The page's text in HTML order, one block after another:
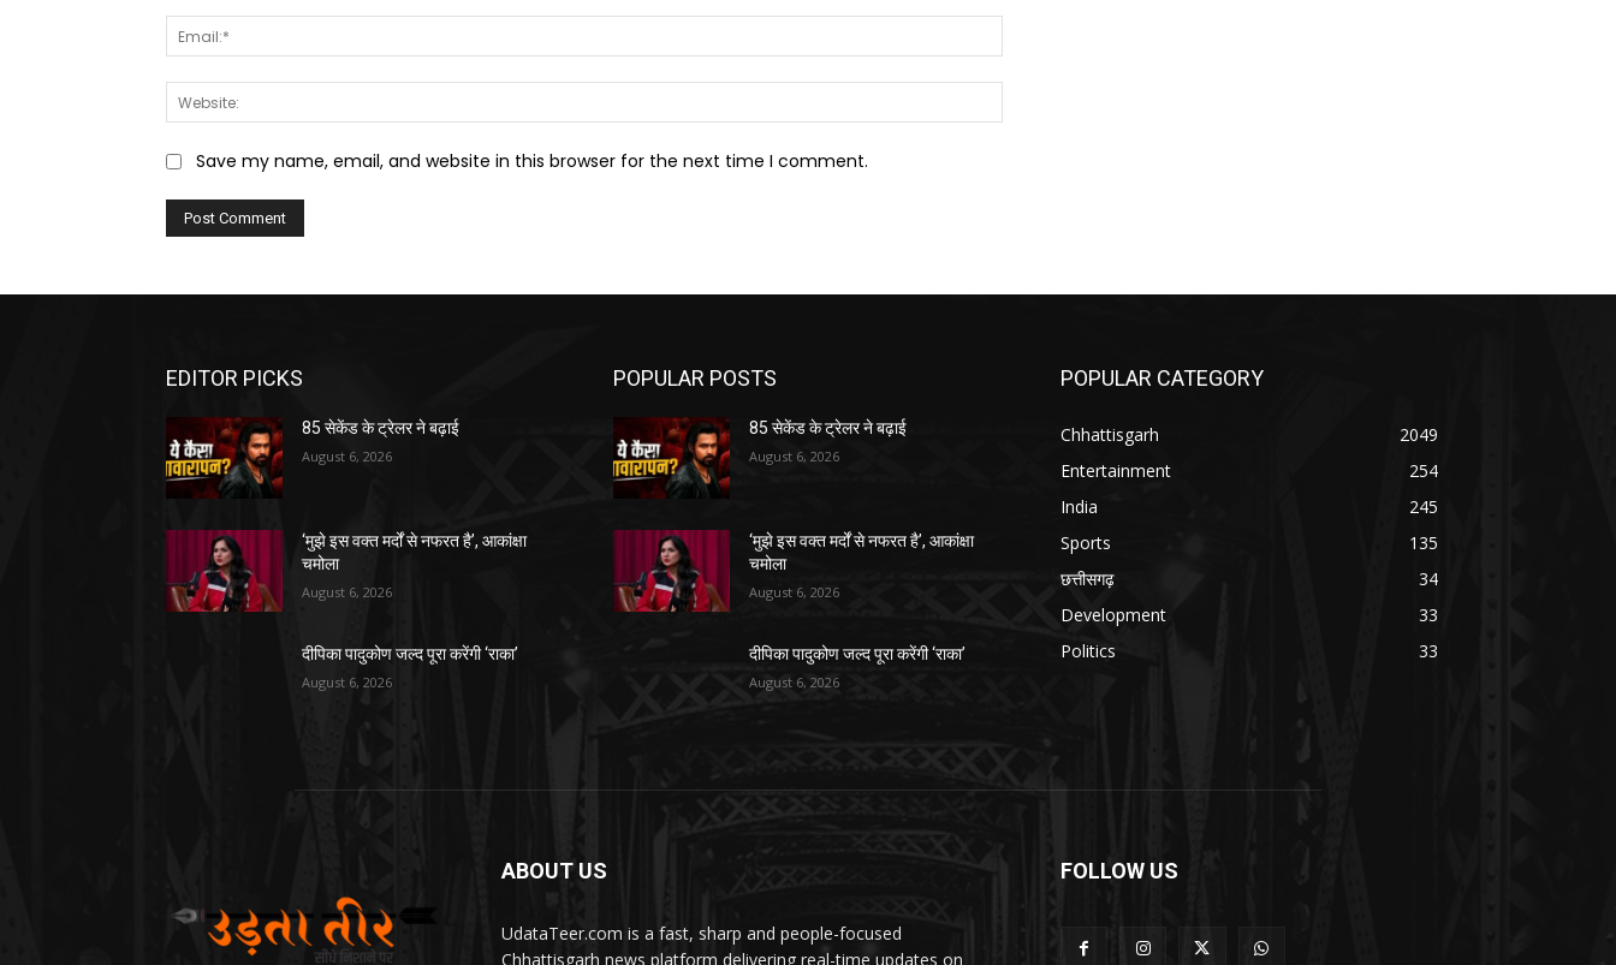
Save my name, email, and website in this browser for the next time I comment.
EDITOR PICKS
85 सेकेंड के ट्रेलर ने बढ़ाई
August 6, 2026
‘मुझे इस वक्त मर्दों से नफरत है’, आकांक्षा
चमोला
August 6, 2026
दीपिका पादुकोण जल्द पूरा करेंगी ‘राका’
August 6, 2026
POPULAR POSTS
85 सेकेंड के ट्रेलर ने बढ़ाई
August 6, 2026
‘मुझे इस वक्त मर्दों से नफरत है’, आकांक्षा
चमोला
August 6, 2026
दीपिका पादुकोण जल्द पूरा करेंगी ‘राका’
August 6, 2026
POPULAR CATEGORY
Chhattisgarh
2049
Entertainment
254
India
245
Sports
135
छत्तीसगढ़
34
Development
33
Politics
33
ABOUT US
UdataTeer.com is a fast, sharp and people-focused
Chhattisgarh news platform delivering real-time updates on
FOLLOW US